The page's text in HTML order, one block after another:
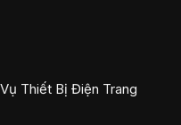
Thiết Bị Điện Trang